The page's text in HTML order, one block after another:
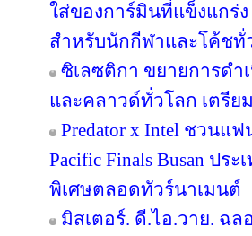
ใส่ของการ์มินที่แข็งแกร่
สำหรับนักกีฬาและโค้ชทั่
ซิเลซติกา ขยายการดำ
และคลาวด์ทั่วโลก เตรีย
Predator x Intel ชวนแ
Pacific Finals Busan ป
พิเศษตลอดทัวร์นาเมนต์
มิสเตอร์. ดี.ไอ.วาย. ฉล